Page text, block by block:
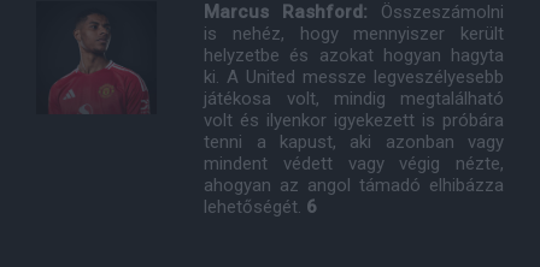
Marcus Rashford: Összeszámolni
is nehéz, hogy mennyiszer került
helyzetbe és azokat hogyan hagyta
ki. A United messze legveszélyesebb
játékosa volt, mindig megtalálható
volt és ilyenkor igyekezett is próbára
tenni a kapust, aki azonban vagy
mindent védett vagy végig nézte,
ahogyan az angol támadó elhibázza
lehetőségét. 6